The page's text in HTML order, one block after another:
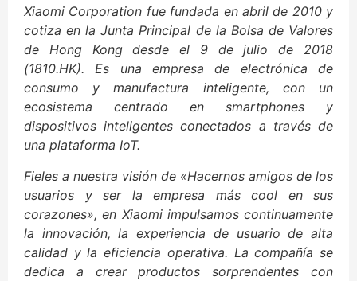
Xiaomi Corporation fue fundada en abril de 2010 y
cotiza en la Junta Principal de la Bolsa de Valores
de Hong Kong desde el 9 de julio de 2018
(1810.HK). Es una empresa de electrónica de
consumo y manufactura inteligente, con un
ecosistema centrado en smartphones y
dispositivos inteligentes conectados a través de
una plataforma IoT.
Fieles a nuestra visión de «Hacernos amigos de los
usuarios y ser la empresa más cool en sus
corazones», en Xiaomi impulsamos continuamente
la innovación, la experiencia de usuario de alta
calidad y la eficiencia operativa. La compañía se
dedica a crear productos sorprendentes con